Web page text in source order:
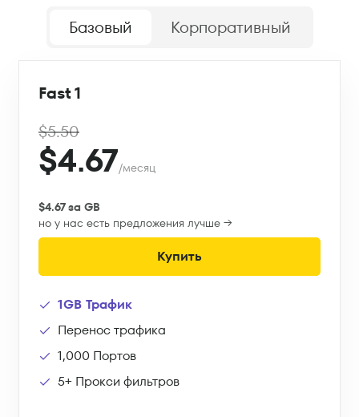
Базовый Корпоративный
Fast 1
$5.50
$4.67/месяц
$4.67 за GB
но у нас есть предложения лучше →
Купить
1GB Трафик
Перенос трафика
1,000 Портов
5+ Прокси фильтров